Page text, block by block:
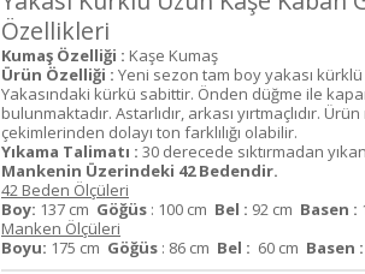
Özellikleri
Kumaş Özelliği : Kaşe Kumaş
Ürün Özelliği : Yeni sezon tam boy yakası kürklü
Yakasındaki kürkü sabittir. Önden düğme ile
bulunmaktadır. Astarlıdır, arkası yırtmaçlıdır.
çekimlerinden dolayı ton farklılığı olabilir.
Yıkama Talimatı : 30 derecede sıktırmadan
Mankenin Üzerindeki 42 Bedendir.
42 Beden Ölçüleri
Boy: 137 cm Göğüs : 100 cm Bel : 92 cm Basen :
Manken Ölçüleri
Boyu: 175 cm Göğüs : 86 cm Bel : 60 cm Basen :